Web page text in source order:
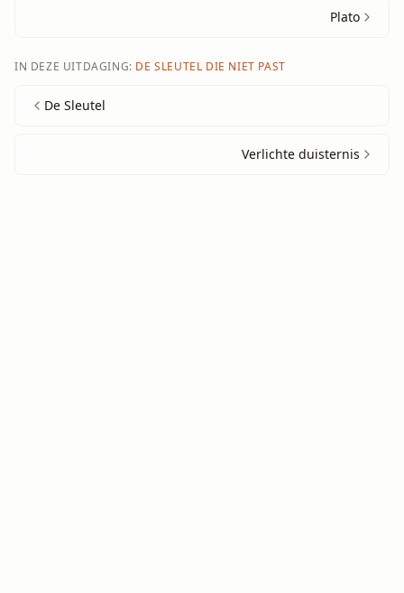
Plato
IN DEZE UITDAGING: DE SLEUTEL DIE NIET PAST
De Sleutel
Verlichte duisternis